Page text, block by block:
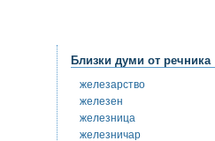
Близки думи от речника
железарство
железен
железница
железничар